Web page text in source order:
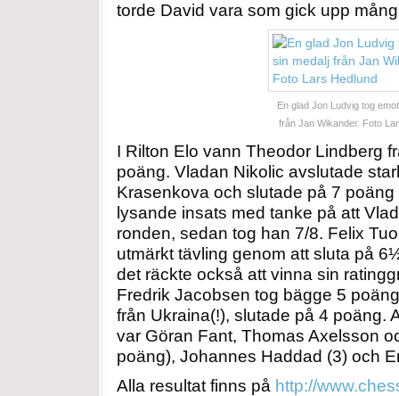
torde David vara som gick upp
En glad Jon Ludvig tog
från Jan Wikander. Foto
I Rilton Elo vann Theodor Lindberg
poäng. Vladan Nikolic avslutade
Krasenkova och slutade på 7
lysande insats med tanke på att
ronden, sedan tog han 7/8. Felix
utmärkt tävling genom att sluta på
det räckte också att vinna sin
Fredrik Jacobsen tog bägge 5
från Ukraina(!), slutade på 4 poäng.
var Göran Fant, Thomas Axelsson
poäng), Johannes Haddad (3) och
Alla resultat finns på http://